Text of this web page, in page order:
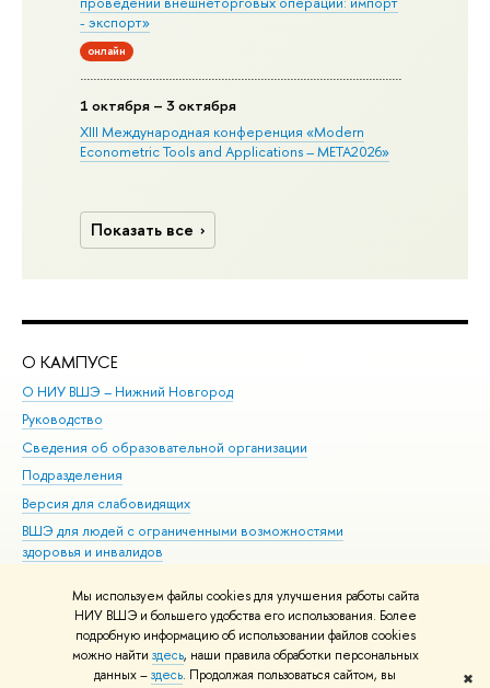
Мы используем файлы cookies для улучшения работы сайта
НИУ ВШЭ и большего удобства его использования. Более
подробную информацию об использовании файлов cookies
можно найти здесь, наши правила обработки персональных
данных –здесь. Продолжая пользоваться сайтом, вы
✖
- экспорт»
онлайн
1 октября – 3 октября
XIII Международная конференция «Modern
Econometric Tools and Applications – META2026»
Показать все
О КАМПУСЕ
О НИУ ВШЭ – Нижний Новгород
Руководство
Сведения об образовательной организации
Подразделения
Версия для слабовидящих
ВШЭ для людей с ограниченными возможностями
здоровья и инвалидов